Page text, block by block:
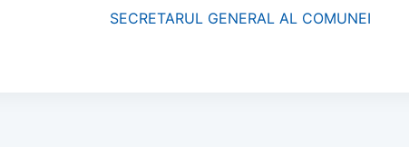
SECRETARUL GENERAL AL COMUNEI